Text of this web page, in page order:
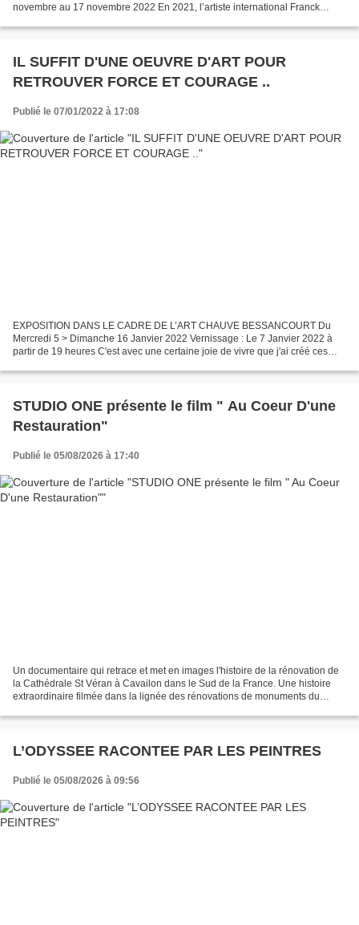
novembre au 17 novembre 2022 En 2021, l’artiste international Franck
IL SUFFIT D'UNE OEUVRE D'ART POUR
RETROUVER FORCE ET COURAGE ..
Publié le 07/01/2022 à 17:08
EXPOSITION DANS LE CADRE DE L’ART CHAUVE BESSANCOURT Du
Mercredi 5 > Dimanche 16 Janvier 2022 Vernissage : Le 7 Janvier 2022 à
partir de 19 heures C'est avec une certaine joie de vivre que j'ai créé ces
STUDIO ONE présente le film " Au Coeur D'une
Restauration"
Publié le 05/08/2026 à 17:40
Un documentaire qui retrace et met en images l'histoire de la rénovation de
la Cathédrale St Véran à Cavailon dans le Sud de la France. Une histoire
extraordinaire filmée dans la lignée des rénovations de monuments du
L’ODYSSEE RACONTEE PAR LES PEINTRES
Publié le 05/08/2026 à 09:56